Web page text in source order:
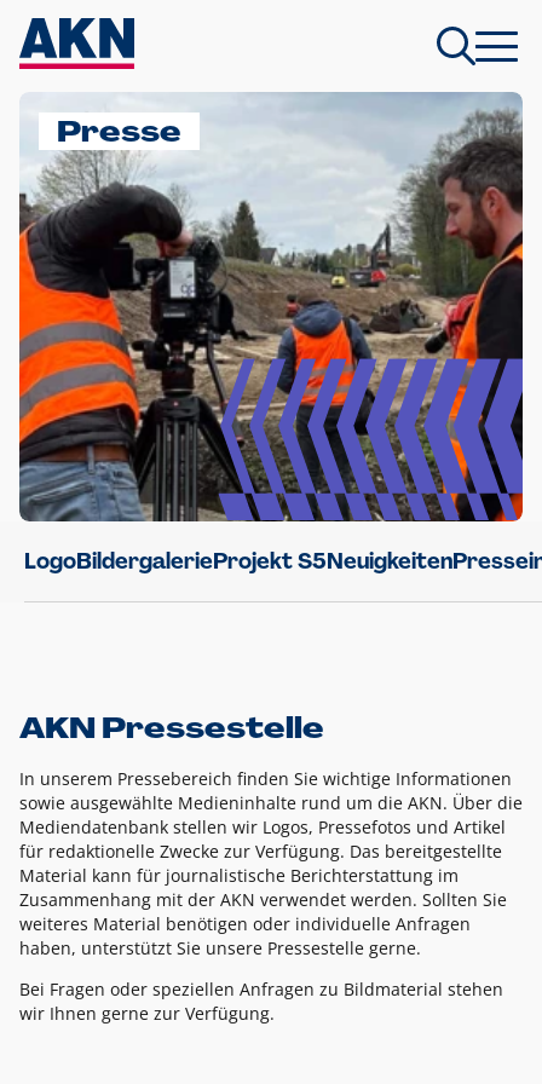
Presse
LogoBildergalerieProjekt S5Neuigkeiten
AKN Pressestelle
In unserem Pressebereich finden Sie wichtige Informationen
sowie ausgewählte Medieninhalte rund um die AKN. Über die
Mediendatenbank stellen wir Logos, Pressefotos und Artikel
für redaktionelle Zwecke zur Verfügung. Das bereitgestellte
Material kann für journalistische Berichterstattung im
Zusammenhang mit der AKN verwendet werden. Sollten Sie
weiteres Material benötigen oder individuelle Anfragen
haben, unterstützt Sie unsere Pressestelle gerne.
Bei Fragen oder speziellen Anfragen zu Bildmaterial stehen
wir Ihnen gerne zur Verfügung.